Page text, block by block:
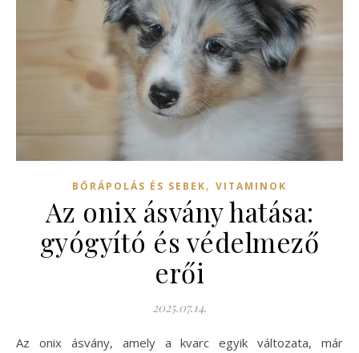
BŐRÁPOLÁS ÉS SEBEK, VITAMINOK
Az onix ásvány hatása:
gyógyító és védelmező
erői
2025.07.14.
Az onix ásvány, amely a kvarc egyik változata, már